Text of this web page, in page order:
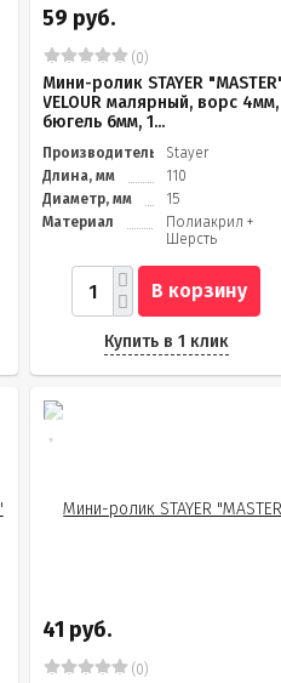
59 руб.
(0)
Мини-ролик STAYER
VELOUR малярный, ворс 4мм,
бюгель 6мм, 1...
Производитель
Stayer
Длина, мм
110
Диаметр, мм
15
Материал
Полиакрил +
Шерсть
В корзину
Купить в 1 клик
41 руб.
(0)